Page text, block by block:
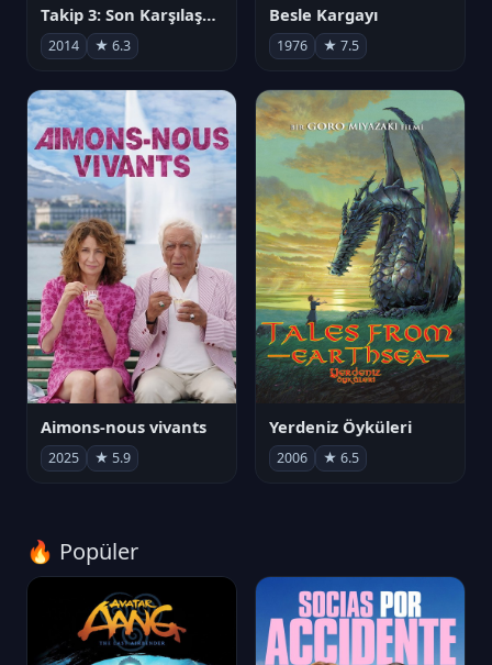
Takip 3: Son Karşılaşma
2014 ★ 6.3
Besle Kargayı
1976 ★ 7.5
Aimons-nous vivants
2025 ★ 5.9
Yerdeniz Öyküleri
2006 ★ 6.5
🔥 Popüler